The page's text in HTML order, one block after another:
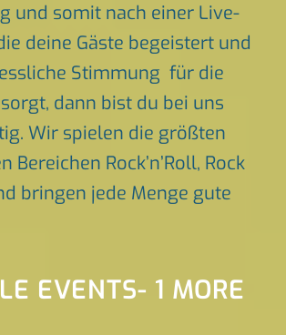
und somit nach einer Live-
deine Gäste begeistert und
Stimmung für die
dann bist du bei uns
Wir spielen die größten
Bereichen Rock’n’Roll, Rock
bringen jede Menge gute
EVENTS- 1 MORE